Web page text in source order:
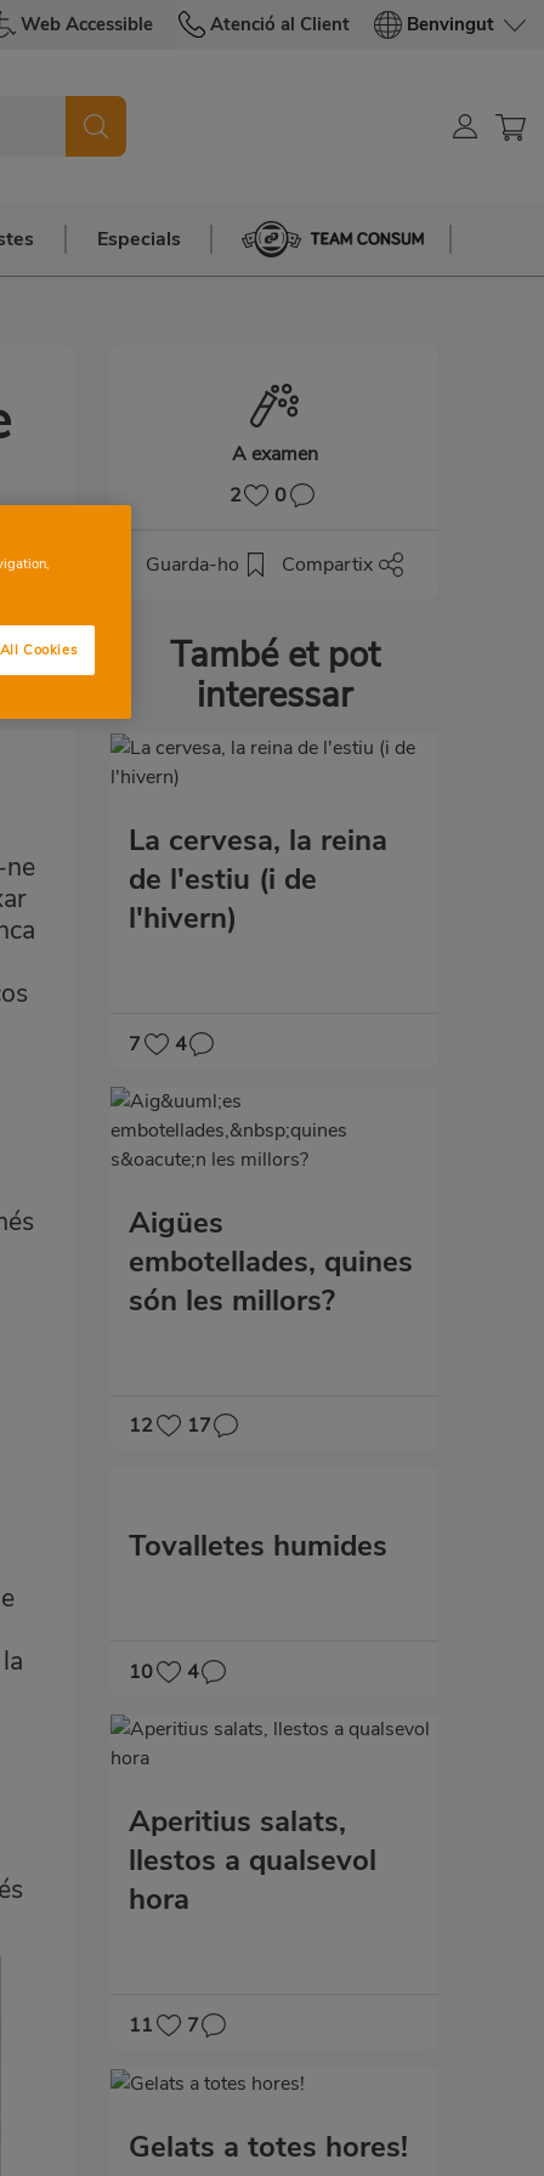
Web Accessible Atenció al Client Benvingut
Especials Team Consum
A examen
2
0
Guarda-ho Compartix
També et pot
interessar
La cervesa, la reina
de l'estiu (i de
l'hivern)
7 4
Aigües
embotellades, quines
són les millors?
12 17
Tovalletes humides
10 4
Aperitius salats,
llestos a qualsevol
hora
11 7
Gelats a totes hores!
Cookies